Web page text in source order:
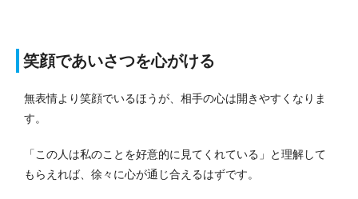
笑顔であいさつを心がける
無表情より笑顔でいるほうが、相手の心は開きやすくなりま
す。
「この人は私のことを好意的に見てくれている」と理解して
もらえれば、徐々に心が通じ合えるはずです。